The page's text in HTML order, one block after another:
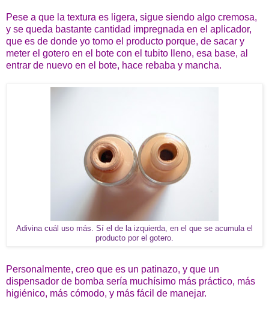
Pese a que la textura es ligera, sigue siendo algo cremosa,
y se queda bastante cantidad impregnada en el aplicador,
que es de donde yo tomo el producto porque, de sacar y
meter el gotero en el bote con el tubito lleno, esa base, al
entrar de nuevo en el bote, hace rebaba y mancha.
Adivina cuál uso más. Sí el de la izquierda, en el que se acumula el
producto por el gotero.
Personalmente, creo que es un patinazo, y que un
dispensador de bomba sería muchísimo más práctico, más
higiénico, más cómodo, y más fácil de manejar.